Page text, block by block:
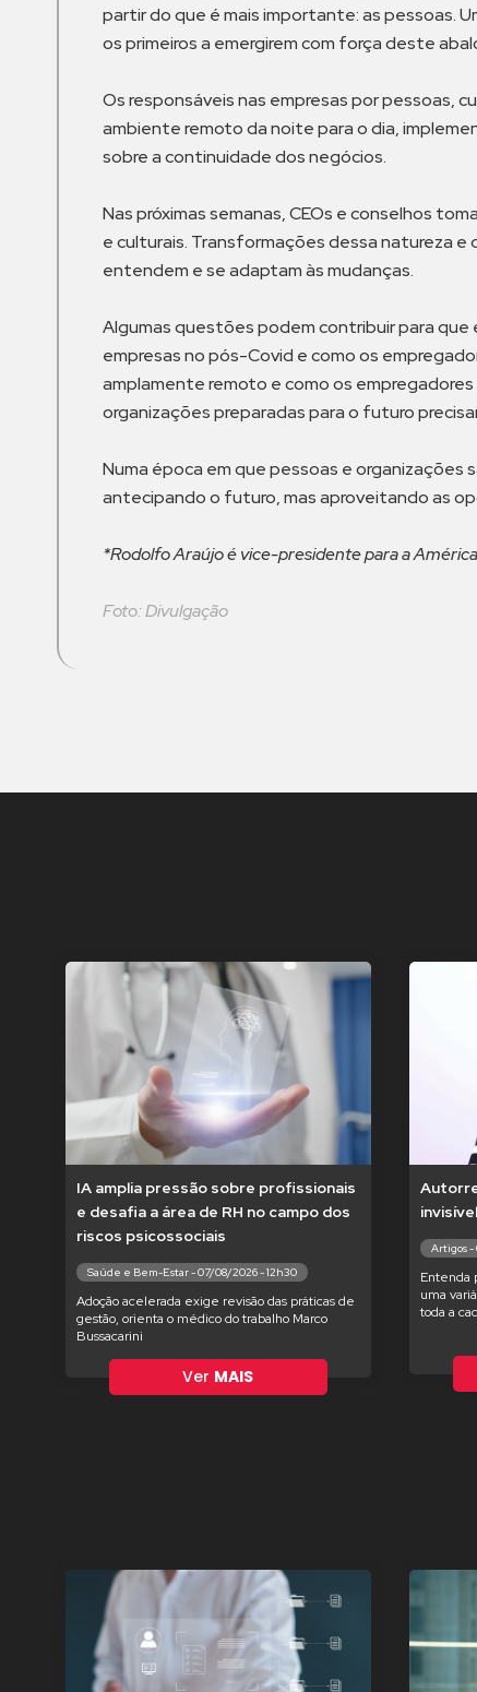
partir do que é mais importante: as pessoas.
os primeiros a emergirem com força deste
Os responsáveis nas empresas por pessoas,
ambiente remoto da noite para o dia,
sobre a continuidade dos negócios.
Nas próximas semanas, CEOs e conselhos
e culturais. Transformações dessa natureza e
entendem e se adaptam às mudanças.
Algumas questões podem contribuir para
empresas no pós-Covid e como os
amplamente remoto e como os
organizações preparadas para o futuro
Numa época em que pessoas e
antecipando o futuro, mas aproveitando as
*Rodolfo Araújo é vice-presidente para a
Foto: Divulgação
IA amplia pressão sobre profissionais
e desafia a área de RH no campo dos
riscos psicossociais
Saúde e Bem-Estar - 07/08/2026 - 12h30
Adoção acelerada exige revisão das práticas de
gestão, orienta o médico do trabalho Marco
Bussacarini
Ver MAIS
Artigos -
Entenda
uma
toda a